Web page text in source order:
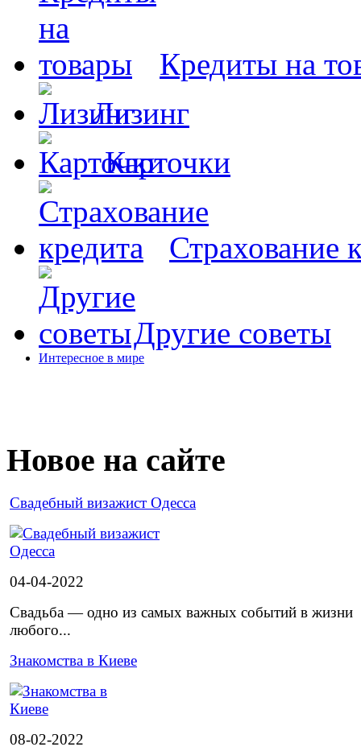
Кредиты на
Лизинг
Карточки
Страхование
Другие советы
Интересное в мире
Новое на сайте
Cвадебный визажист Одесса
04-04-2022
Свадьба — одно из самых важных событий в жизни
любого...
Знакомства в Киеве
08-02-2022